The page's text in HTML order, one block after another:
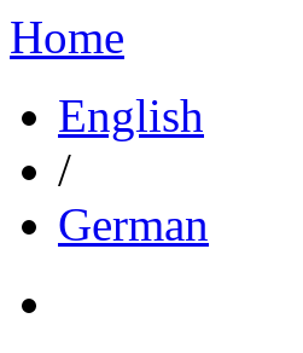
Home
English
/
German